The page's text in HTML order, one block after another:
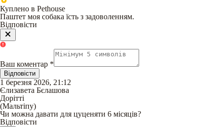
Куплено в Pethouse
Паштет моя собака їсть з задоволенням.
Відповісти
Ваш коментар *
Відповісти
1 березня 2026, 21:12
Єлизавета Бєлашова
Дорітті
(Мальтіпу)
Чи можна давати для цуценяти 6 місяців?
Відповісти